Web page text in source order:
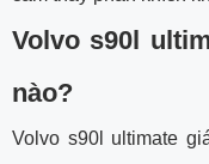
Volvo s90l
nào?
Volvo s90l ultimate